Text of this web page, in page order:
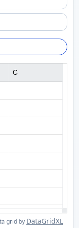
grid by DataGridXL
C